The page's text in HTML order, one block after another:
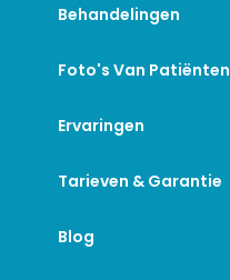
Behandelingen
Foto's Van Patiënten
Ervaringen
Tarieven & Garantie
Blog